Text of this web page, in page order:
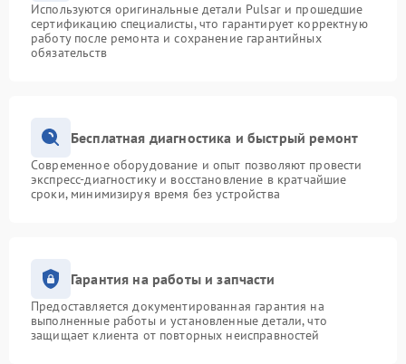
Используются оригинальные детали Pulsar и прошедшие
сертификацию специалисты, что гарантирует корректную
работу после ремонта и сохранение гарантийных
обязательств
Бесплатная диагностика и быстрый ремонт
Современное оборудование и опыт позволяют провести
экспресс-диагностику и восстановление в кратчайшие
сроки, минимизируя время без устройства
Гарантия на работы и запчасти
Предоставляется документированная гарантия на
выполненные работы и установленные детали, что
защищает клиента от повторных неисправностей